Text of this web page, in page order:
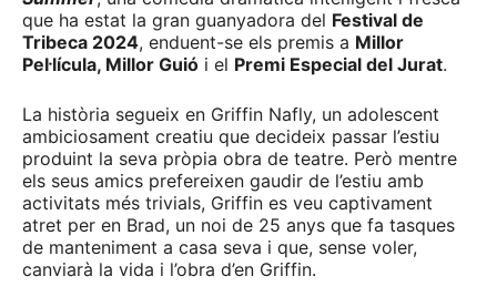
que ha estat la gran guanyadora del Festival de
Tribeca 2024, enduent-se els premis a Millor
Pel·lícula, Millor Guió i el Premi Especial del Jurat.
La història segueix en Griffin Nafly, un adolescent
ambiciosament creatiu que decideix passar l’estiu
produint la seva pròpia obra de teatre. Però mentre
els seus amics prefereixen gaudir de l’estiu amb
activitats més trivials, Griffin es veu captivament
atret per en Brad, un noi de 25 anys que fa tasques
de manteniment a casa seva i que, sense voler,
canviarà la vida i l’obra d’en Griffin.